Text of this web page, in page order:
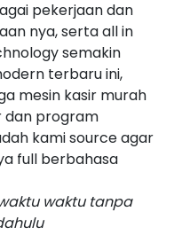
pekerjaan dan
nya, serta all in
semakin
terbaru ini,
mesin kasir murah
dan program
kami source agar
full berbahasa
waktu tanpa